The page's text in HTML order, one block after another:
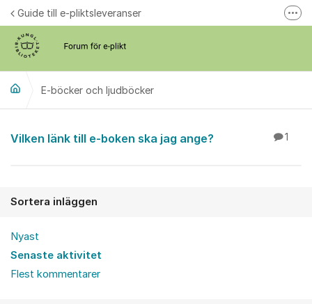
Hoppa till innehåll
Guide till e-pliktsleveranser
E-böcker och ljudböcker
E-böcker och
Vilken länk till e-boken ska jag ange? 1
Sortera inläggen
Nyast
Senaste aktivitet
Flest kommentarer